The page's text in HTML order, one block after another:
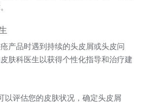
产品时遇到持续的头皮屑或头皮问
肤科医生以获得个性化指导和治疗建
以评估您的皮肤状况，确定头皮屑